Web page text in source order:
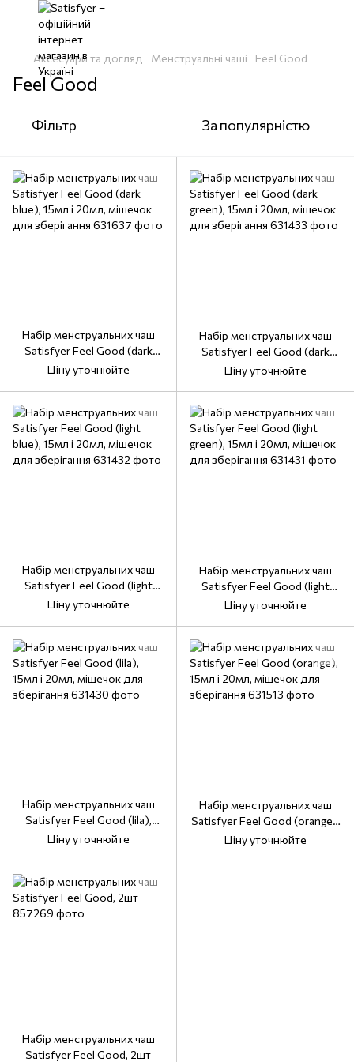
Аксесуари та догляд Менструальні чаші Feel Good
Feel Good
Фільтр За популярністю
Набір менструальних чаш
Satisfyer Feel Good (dark
blue), 15мл і 20мл, мішечок
Ціну уточнюйте
Набір менструальних чаш
Satisfyer Feel Good (dark
green), 15мл і 20мл, мішечок
Ціну уточнюйте
Набір менструальних чаш
Satisfyer Feel Good (light
blue), 15мл і 20мл, мішечок
Ціну уточнюйте
Набір менструальних чаш
Satisfyer Feel Good (light
green), 15мл і 20мл, мішечок
Ціну уточнюйте
Набір менструальних чаш
Satisfyer Feel Good (lila),
15мл і 20мл, мішечок для
Ціну уточнюйте
Набір менструальних чаш
Satisfyer Feel Good (orange),
15мл і 20мл, мішечок для
Ціну уточнюйте
Набір менструальних чаш
Satisfyer Feel Good, 2шт